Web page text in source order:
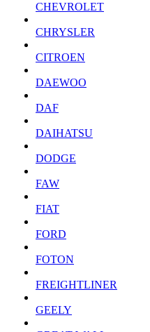
CHEVROLET
CHRYSLER
CITROEN
DAEWOO
DAF
DAIHATSU
DODGE
FAW
FIAT
FORD
FOTON
FREIGHTLINER
GEELY